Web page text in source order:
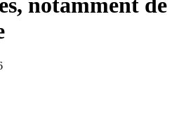
notamment de